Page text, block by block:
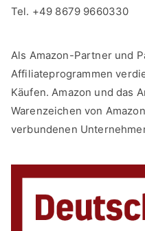
Tel. +49 8679 9660330
Als Amazon-Partner und
Affiliateprogrammen
Käufen. Amazon und das
Warenzeichen von
verbundenen